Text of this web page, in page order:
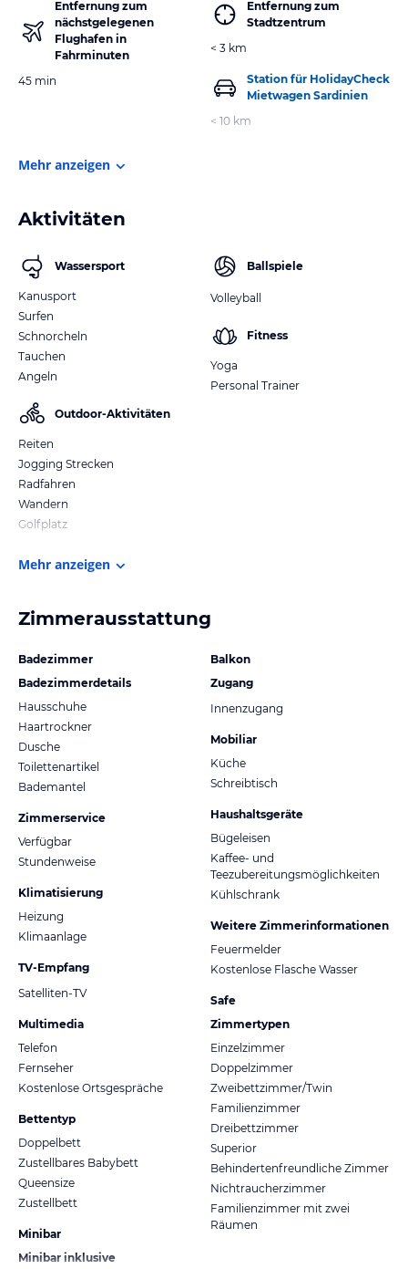
Entfernung zum
nächstgelegenen
Flughafen in
Fahrminuten
45 min
Entfernung zum
Stadtzentrum
< 3 km
Station für HolidayCheck
Mietwagen Sardinien
< 10 km
Mehr anzeigen
Aktivitäten
Wassersport
Kanusport
Surfen
Schnorcheln
Tauchen
Angeln
Outdoor-Aktivitäten
Reiten
Jogging Strecken
Radfahren
Wandern
Golfplatz
Ballspiele
Volleyball
Fitness
Yoga
Personal Trainer
Mehr anzeigen
Zimmerausstattung
Badezimmer
Badezimmerdetails
Hausschuhe
Haartrockner
Dusche
Toilettenartikel
Bademantel
Zimmerservice
Verfügbar
Stundenweise
Klimatisierung
Heizung
Klimaanlage
TV-Empfang
Satelliten-TV
Multimedia
Telefon
Fernseher
Kostenlose Ortsgespräche
Bettentyp
Doppelbett
Zustellbares Babybett
Queensize
Zustellbett
Minibar
Minibar inklusive
Balkon
Zugang
Innenzugang
Mobiliar
Küche
Schreibtisch
Haushaltsgeräte
Bügeleisen
Kaffee- und
Teezubereitungsmöglichkeiten
Kühlschrank
Weitere Zimmerinformationen
Feuermelder
Kostenlose Flasche Wasser
Safe
Zimmertypen
Einzelzimmer
Doppelzimmer
Zweibettzimmer/Twin
Familienzimmer
Dreibettzimmer
Superior
Behindertenfreundliche Zimmer
Nichtraucherzimmer
Familienzimmer mit zwei
Räumen